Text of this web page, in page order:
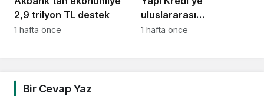
2,9 trilyon TL destek
1 hafta önce
uluslararası
piyasalardan 414
1 hafta önce
Bir Cevap Yaz